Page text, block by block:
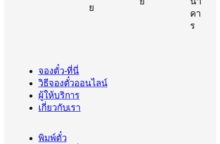
จองตั๋ว-ที่นี่
วิธีจองตั๋วออนไลน์
ผู้ให้บริการ
เกี่ยวกับเรา
พิมพ์ตั๋ว